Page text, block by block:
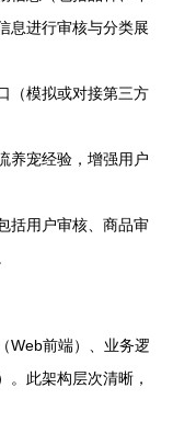
息进行审核与分类展
（模拟或对接第三方
养宠经验，增强用户
括用户审核、商品审
Web前端）、业务逻
。此架构层次清晰，